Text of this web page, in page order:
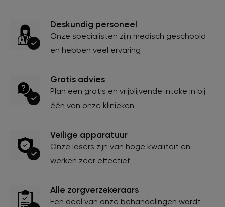
Deskundig personeel
Onze specialisten zijn medisch geschoold
en hebben veel ervaring
Gratis advies
Plan een gratis en vrijblijvende intake in bij
één van onze klinieken
Veilige apparatuur
Onze lasers zijn van hoge kwaliteit en
werken zeer effectief
Alle zorgverzekeraars
Een deel van onze behandelingen wordt